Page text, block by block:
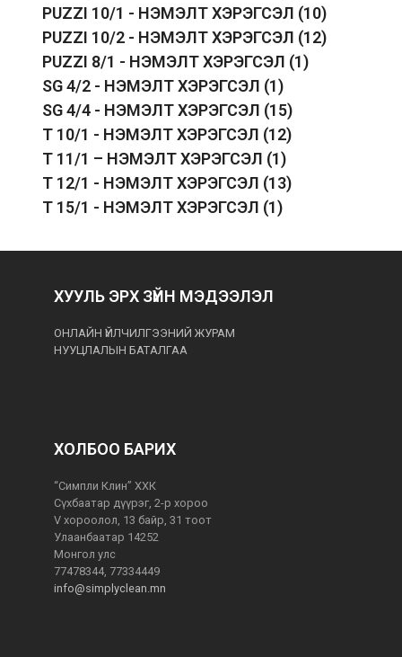
PUZZI 10/1 - НЭМЭЛТ ХЭРЭГСЭЛ (10)
PUZZI 10/2 - НЭМЭЛТ ХЭРЭГСЭЛ (12)
PUZZI 8/1 - НЭМЭЛТ ХЭРЭГСЭЛ (1)
SG 4/2 - НЭМЭЛТ ХЭРЭГСЭЛ (1)
SG 4/4 - НЭМЭЛТ ХЭРЭГСЭЛ (15)
T 10/1 - НЭМЭЛТ ХЭРЭГСЭЛ (12)
T 11/1 – НЭМЭЛТ ХЭРЭГСЭЛ (1)
T 12/1 - НЭМЭЛТ ХЭРЭГСЭЛ (13)
T 15/1 - НЭМЭЛТ ХЭРЭГСЭЛ (1)
ХУУЛЬ ЭРХ ЗҮЙН МЭДЭЭЛЭЛ
ОНЛАЙН ҮЙЛЧИЛГЭЭНИЙ ЖУРАМ
НУУЦЛАЛЫН БАТАЛГАА
ХОЛБОО БАРИХ
“Симпли Клин” ХХК
Сүхбаатар дүүрэг, 2-р хороо
V хороолол, 13 байр, 31 тоот
Улаанбаатар 14252
Монгол улс
77478344, 77334449
info@simplyclean.mn